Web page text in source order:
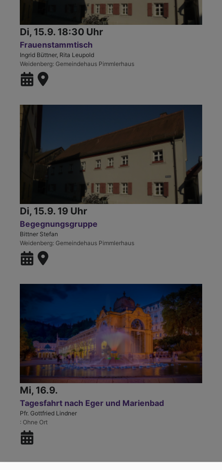
Di, 15.9. 18:30 Uhr
Frauenstammtisch
Ingrid Büttner, Rita Leupold
Weidenberg Gemeindehaus Pimmlerhaus
Di, 15.9. 19 Uhr
Begegnungsgruppe
Bittner Stefan
Weidenberg Gemeindehaus Pimmlerhaus
Mi, 16.9.
Tagesfahrt nach Eger und Marienbad
Pfr. Gottfried Lindner
Ohne Ort